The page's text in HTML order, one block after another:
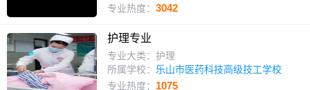
华技工学校）
专业热度： 3042
护理专业
专业大类：护理
所属学校： 乐山市医药科技高级技工学校
专业热度： 1075